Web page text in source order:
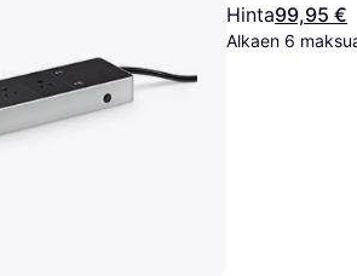
Wolt
Hinta99,95 €
Alkaen 6